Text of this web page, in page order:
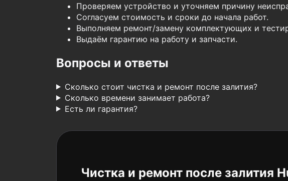
Проверяем устройство и уточняем причину
Согласуем стоимость и сроки до начала работ.
Выполняем ремонт/замену комплектующих и
Выдаём гарантию на работу и запчасти.
Вопросы и ответы
Сколько стоит чистка и ремонт после залития?
Сколько времени занимает работа?
Есть ли гарантия?
Чистка и ремонт после залития